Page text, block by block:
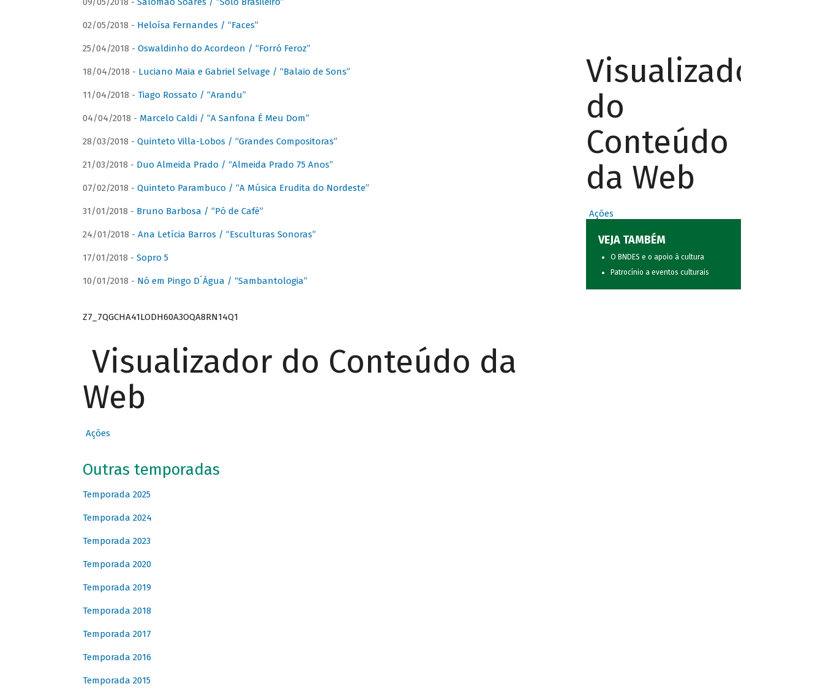
02/05/2018 - Heloísa Fernandes / “Faces”
25/04/2018 - Oswaldinho do Acordeon / “Forró Feroz”
18/04/2018 - Luciano Maia e Gabriel Selvage / “Balaio de Sons”
11/04/2018 - Tiago Rossato / “Arandu”
04/04/2018 - Marcelo Caldi / “A Sanfona É Meu Dom”
28/03/2018 - Quinteto Villa-Lobos / “Grandes Compositoras”
21/03/2018 - Duo Almeida Prado / “Almeida Prado 75 Anos”
07/02/2018 - Quinteto Parambuco / “A Música Erudita do Nordeste”
31/01/2018 - Bruno Barbosa / “Pó de Café”
24/01/2018 - Ana Letícia Barros / “Esculturas Sonoras”
17/01/2018 - Sopro 5
10/01/2018 - Nó em Pingo D´Água / “Sambantologia”
Z7_7QGCHA41LODH60A3OQA8RN14Q1
Visualizador do Conteúdo da
Web
Ações
Outras temporadas
Temporada 2025
Temporada 2024
Temporada 2023
Temporada 2020
Temporada 2019
Temporada 2018
Temporada 2017
Temporada 2016
Temporada 2015
Visualizador
do
Conteúdo
da Web
Ações
VEJA TAMBÉM
O BNDES e o apoio à cultura
Patrocínio a eventos culturais